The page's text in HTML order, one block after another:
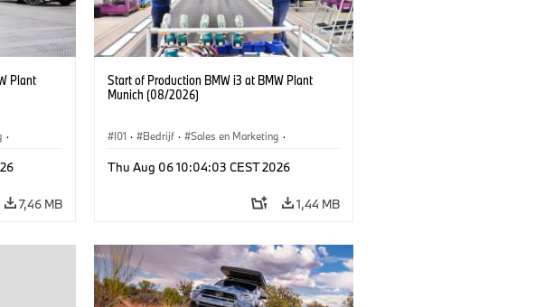
Plant
·
7,46 MB
Start of Production BMW i3 at BMW Plant
Munich (08/2026)
I01 · Bedrijf · Sales en Marketing ·
Thu Aug 06 10:04:03 CEST 2026
1,44 MB